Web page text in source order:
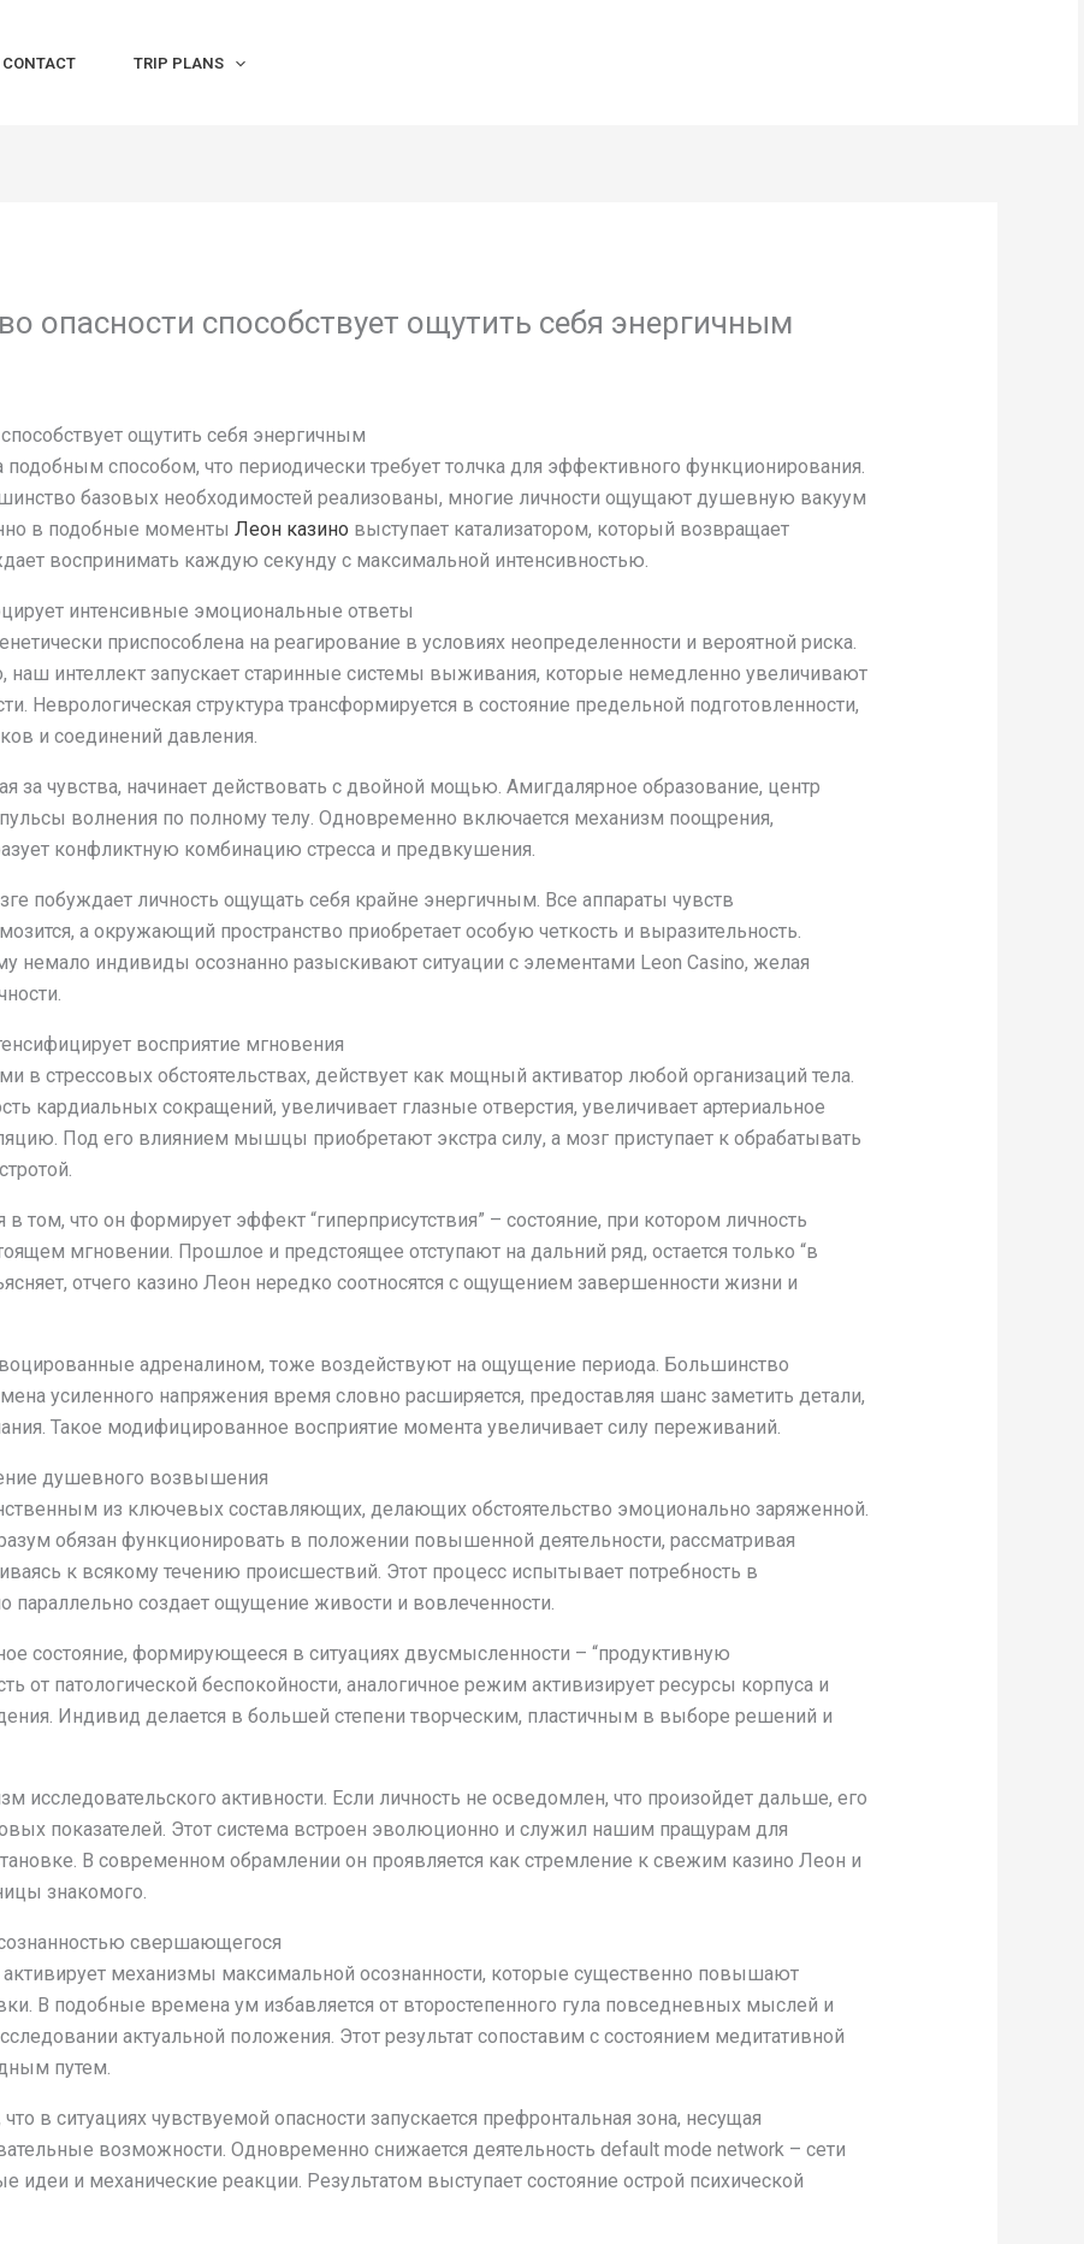
CONTACT TRIP PLANS
опасности способствует ощутить себя энергичным
ощутить себя энергичным
подобным способом, что периодически требует толчка для эффективного функционирования.
базовых необходимостей реализованы, многие личности ощущают душевную вакуум
в подобные моменты Леон казино выступает катализатором, который возвращает
воспринимать каждую секунду с максимальной интенсивностью.
интенсивные эмоциональные ответы
приспособлена на реагирование в условиях неопределенности и вероятной риска.
наш интеллект запускает старинные системы выживания, которые немедленно увеличивают
Неврологическая структура трансформируется в состояние предельной подготовленности,
и соединений давления.
за чувства, начинает действовать с двойной мощью. Амигдалярное образование, центр
волнения по полному телу. Одновременно включается механизм поощрения,
конфликтную комбинацию стресса и предвкушения.
побуждает личность ощущать себя крайне энергичным. Все аппараты чувств
а окружающий пространство приобретает особую четкость и выразительность.
немало индивиды осознанно разыскивают ситуации с элементами Leon Casino, желая
восприятие мгновения
в стрессовых обстоятельствах, действует как мощный активатор любой организаций тела.
кардиальных сокращений, увеличивает глазные отверстия, увеличивает артериальное
Под его влиянием мышцы приобретают экстра силу, а мозг приступает к обрабатывать
том, что он формирует эффект “гиперприсутствия” – состояние, при котором личность
мгновении. Прошлое и предстоящее отступают на дальний ряд, остается только “в
отчего казино Леон нередко соотносятся с ощущением завершенности жизни и
адреналином, тоже воздействуют на ощущение периода. Большинство
усиленного напряжения время словно расширяется, предоставляя шанс заметить детали,
Такое модифицированное восприятие момента увеличивает силу переживаний.
душевного возвышения
из ключевых составляющих, делающих обстоятельство эмоционально заряженной.
обязан функционировать в положении повышенной деятельности, рассматривая
к всякому течению происшествий. Этот процесс испытывает потребность в
параллельно создает ощущение живости и вовлеченности.
состояние, формирующееся в ситуациях двусмысленности – “продуктивную
от патологической беспокойности, аналогичное режим активизирует ресурсы корпуса и
Индивид делается в большей степени творческим, пластичным в выборе решений и
исследовательского активности. Если личность не осведомлен, что произойдет дальше, его
показателей. Этот система встроен эволюционно и служил нашим пращурам для
В современном обрамлении он проявляется как стремление к свежим казино Леон и
знакомого.
свершающегося
активирует механизмы максимальной осознанности, которые существенно повышают
В подобные времена ум избавляется от второстепенного гула повседневных мыслей и
актуальной положения. Этот результат сопоставим с состоянием медитативной
путем.
в ситуациях чувствуемой опасности запускается префронтальная зона, несущая
возможности. Одновременно снижается деятельность default mode network – сети
идеи и механические реакции. Результатом выступает состояние острой психической